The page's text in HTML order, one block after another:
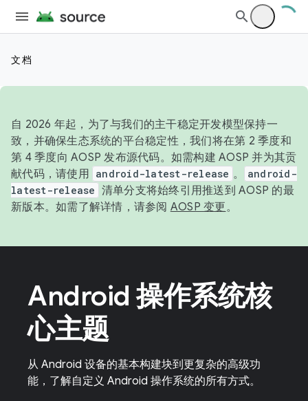
文档
自 2026 年起，为了与我们的主干稳定开发模型保持一
致，并确保生态系统的平台稳定性，我们将在第 2 季度和
第 4 季度向 AOSP 发布源代码。如需构建 AOSP 并为其贡
献代码，请使用 android-latest-release 。
android-
latest-release 清单分支将始终引用推送到 AOSP 的最
新版本。如需了解详情，请参阅 AOSP 变更。
Android 操作系统核
心主题
从 Android 设备的基本构建块到更复杂的高级功
能，了解自定义 Android 操作系统的所有方式。